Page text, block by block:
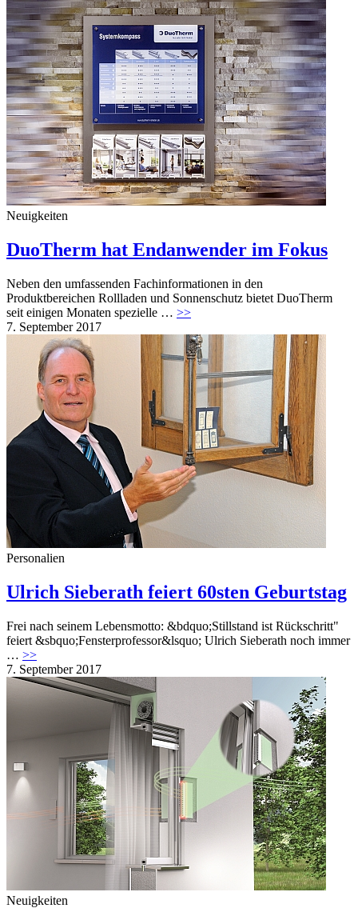
Neuigkeiten
DuoTherm hat Endanwender im Fokus
Neben den umfassenden Fachinformationen in den
Produktbereichen Rollladen und Sonnenschutz bietet DuoTherm
seit einigen Monaten spezielle … >>
7. September 2017
Personalien
Ulrich Sieberath feiert 60sten Geburtstag
Frei nach seinem Lebensmotto: &bdquo;Stillstand ist Rückschritt"
feiert &sbquo;Fensterprofessor&lsquo; Ulrich Sieberath noch immer
… >>
7. September 2017
Neuigkeiten